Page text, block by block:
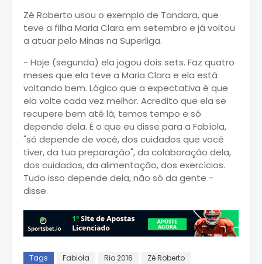
Zé Roberto usou o exemplo de Tandara, que
teve a filha Maria Clara em setembro e já voltou
a atuar pelo Minas na Superliga.
- Hoje (segunda) ela jogou dois sets. Faz quatro
meses que ela teve a Maria Clara e ela está
voltando bem. Lógico que a expectativa é que
ela volte cada vez melhor. Acredito que ela se
recupere bem até lá, temos tempo e só
depende dela. É o que eu disse para a Fabíola,
"só depende de você, dos cuidados que você
tiver, da tua preparação", da colaboração dela,
dos cuidados, da alimentação, dos exercícios.
Tudo isso depende dela, não só da gente -
disse.
Tags Fabiola Rio 2016 Zé Roberto